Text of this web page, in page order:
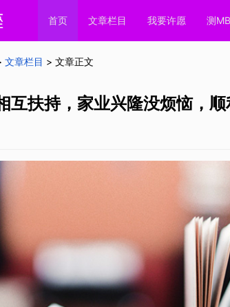
首页 文章栏目 我要许愿 测
文章栏目 > 文章正文
互扶持，家业兴隆没烦恼，